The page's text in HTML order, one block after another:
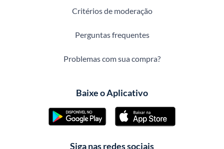
Critérios de moderação
Perguntas frequentes
Problemas com sua compra?
Baixe o Aplicativo
Siga nas redes sociais